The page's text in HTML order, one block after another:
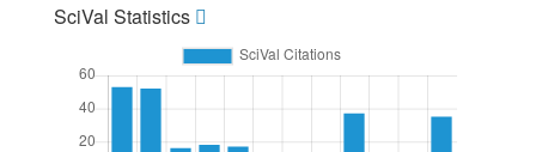
SciVal Statistics